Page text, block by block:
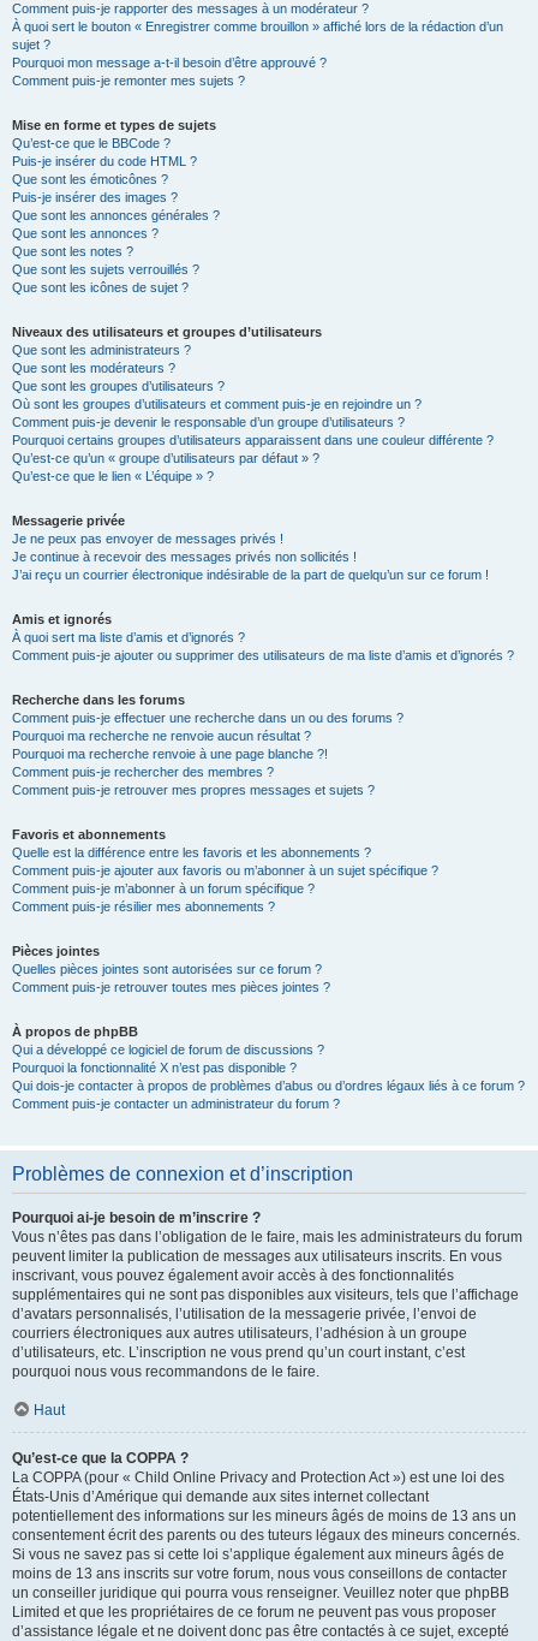
Comment puis-je rapporter des messages à un modérateur ?
À quoi sert le bouton « Enregistrer comme brouillon » affiché lors de la rédaction d’un
sujet ?
Pourquoi mon message a-t-il besoin d’être approuvé ?
Comment puis-je remonter mes sujets ?
Mise en forme et types de sujets
Qu’est-ce que le BBCode ?
Puis-je insérer du code HTML ?
Que sont les émoticônes ?
Puis-je insérer des images ?
Que sont les annonces générales ?
Que sont les annonces ?
Que sont les notes ?
Que sont les sujets verrouillés ?
Que sont les icônes de sujet ?
Niveaux des utilisateurs et groupes d’utilisateurs
Que sont les administrateurs ?
Que sont les modérateurs ?
Que sont les groupes d’utilisateurs ?
Où sont les groupes d’utilisateurs et comment puis-je en rejoindre un ?
Comment puis-je devenir le responsable d’un groupe d’utilisateurs ?
Pourquoi certains groupes d’utilisateurs apparaissent dans une couleur différente ?
Qu’est-ce qu’un « groupe d’utilisateurs par défaut » ?
Qu’est-ce que le lien « L’équipe » ?
Messagerie privée
Je ne peux pas envoyer de messages privés !
Je continue à recevoir des messages privés non sollicités !
J’ai reçu un courrier électronique indésirable de la part de quelqu’un sur ce forum !
Amis et ignorés
À quoi sert ma liste d’amis et d’ignorés ?
Comment puis-je ajouter ou supprimer des utilisateurs de ma liste d’amis et d’ignorés ?
Recherche dans les forums
Comment puis-je effectuer une recherche dans un ou des forums ?
Pourquoi ma recherche ne renvoie aucun résultat ?
Pourquoi ma recherche renvoie à une page blanche ?!
Comment puis-je rechercher des membres ?
Comment puis-je retrouver mes propres messages et sujets ?
Favoris et abonnements
Quelle est la différence entre les favoris et les abonnements ?
Comment puis-je ajouter aux favoris ou m’abonner à un sujet spécifique ?
Comment puis-je m’abonner à un forum spécifique ?
Comment puis-je résilier mes abonnements ?
Pièces jointes
Quelles pièces jointes sont autorisées sur ce forum ?
Comment puis-je retrouver toutes mes pièces jointes ?
À propos de phpBB
Qui a développé ce logiciel de forum de discussions ?
Pourquoi la fonctionnalité X n’est pas disponible ?
Qui dois-je contacter à propos de problèmes d’abus ou d’ordres légaux liés à ce forum ?
Comment puis-je contacter un administrateur du forum ?
Problèmes de connexion et d’inscription
Pourquoi ai-je besoin de m’inscrire ?
Vous n’êtes pas dans l’obligation de le faire, mais les administrateurs du forum
peuvent limiter la publication de messages aux utilisateurs inscrits. En vous
inscrivant, vous pouvez également avoir accès à des fonctionnalités
supplémentaires qui ne sont pas disponibles aux visiteurs, tels que l’affichage
d’avatars personnalisés, l’utilisation de la messagerie privée, l’envoi de
courriers électroniques aux autres utilisateurs, l’adhésion à un groupe
d’utilisateurs, etc. L’inscription ne vous prend qu’un court instant, c’est
pourquoi nous vous recommandons de le faire.
Haut
Qu’est-ce que la COPPA ?
La COPPA (pour « Child Online Privacy and Protection Act ») est une loi des
États-Unis d’Amérique qui demande aux sites internet collectant
potentiellement des informations sur les mineurs âgés de moins de 13 ans un
consentement écrit des parents ou des tuteurs légaux des mineurs concernés.
Si vous ne savez pas si cette loi s’applique également aux mineurs âgés de
moins de 13 ans inscrits sur votre forum, nous vous conseillons de contacter
un conseiller juridique qui pourra vous renseigner. Veuillez noter que phpBB
Limited et que les propriétaires de ce forum ne peuvent pas vous proposer
d’assistance légale et ne doivent donc pas être contactés à ce sujet, excepté